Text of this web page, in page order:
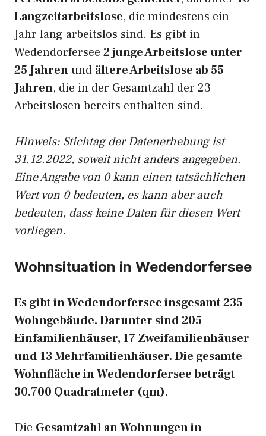
Langzeitarbeitslose, die mindestens ein
Jahr lang arbeitslos sind. Es gibt in
Wedendorfersee 2 junge Arbeitslose unter
25 Jahrenund ältere Arbeitslose ab 55
Jahren, die in der Gesamtzahl der 23
Arbeitslosen bereits enthalten sind.
Hinweis: Stichtag der Datenerhebung ist
31.12.2022, soweit nicht anders angegeben.
Eine Angabe von 0 kann einen tatsächlichen
Wert von 0 bedeuten, es kann aber auch
bedeuten, dass keine Daten für diesen Wert
vorliegen.
Wohnsituation in Wedendorfersee
Es gibt in Wedendorfersee insgesamt 235
Wohngebäude. Darunter sind 205
Einfamilienhäuser, 17 Zweifamilienhäuser
und 13 Mehrfamilienhäuser. Die gesamte
Wohnfläche in Wedendorfersee beträgt
30.700 Quadratmeter (qm).
Die Gesamtzahl an Wohnungen in